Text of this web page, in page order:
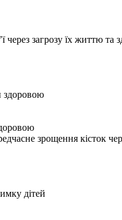
через загрозу їх життю
зрощення кісток